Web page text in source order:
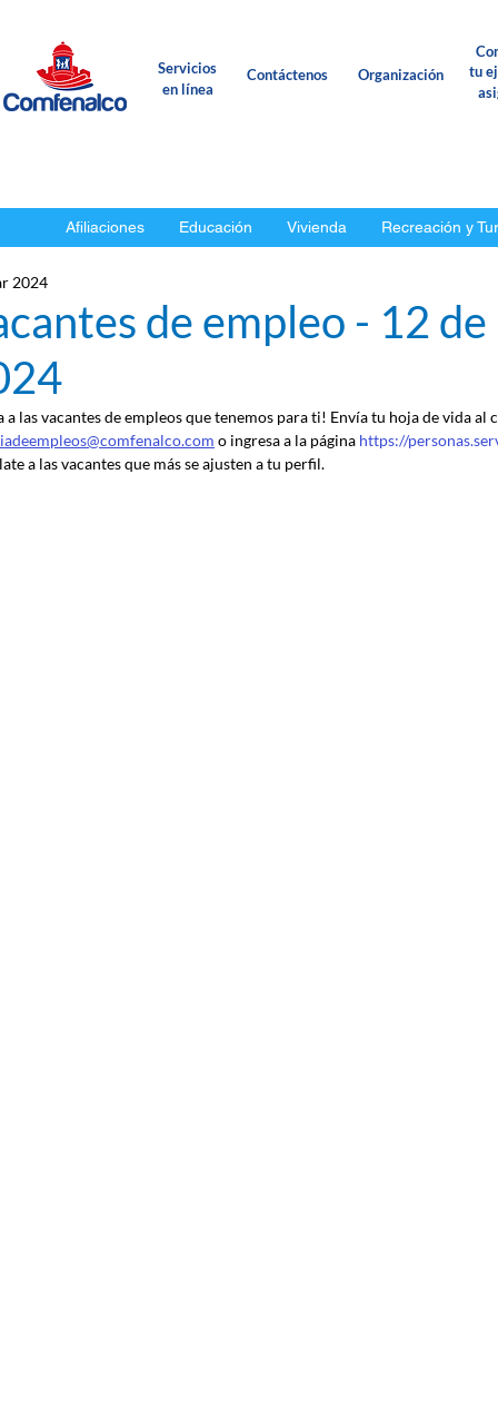
Servicios
en línea
Contáctenos Organización
tu
Afiliaciones Educación Vivienda Recreación y
de empleo - 12
2024
a las vacantes de empleos que tenemos para ti! Envía tu hoja de vida al
o ingresa a la página https://
a las vacantes que más se ajusten a tu perfil.